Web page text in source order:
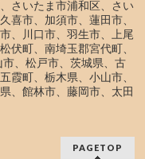
さいたま市浦和区、さい
喜市、加須市、蓮田市、
、川口市、羽生市、上尾
伏町、南埼玉郡宮代町、
、松戸市、茨城県、古
霞町、栃木県、小山市、
、館林市、藤岡市、太田
PAGETOP